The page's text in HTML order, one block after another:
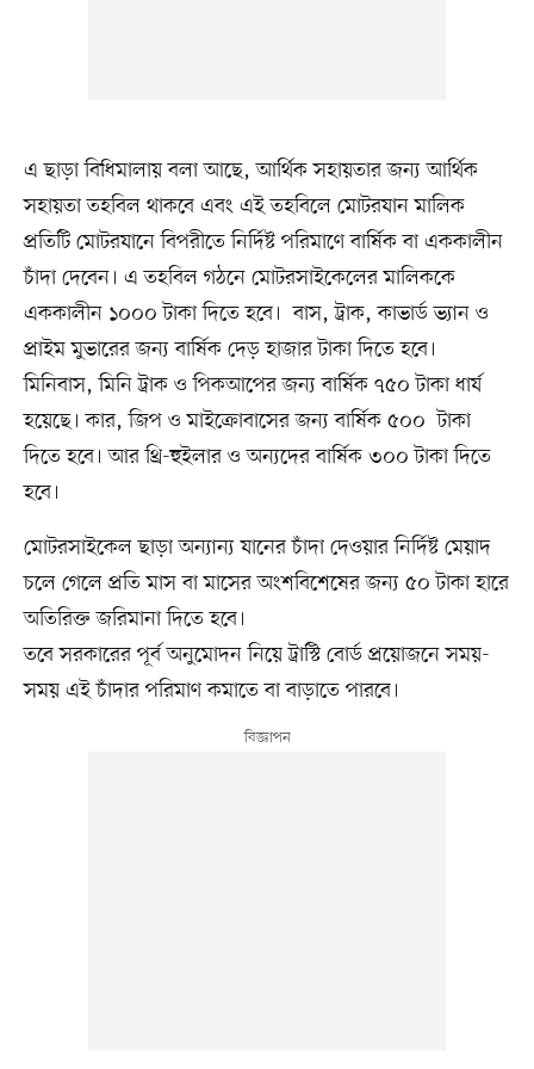
এ ছাড়া বিধিমালায় বলা আছে, আর্থিক সহায়তার জন্য আর্থিক
সহায়তা তহবিল থাকবে এবং এই তহবিলে মোটরযান মালিক
প্রতিটি মোটরযানে বিপরীতে নির্দিষ্ট পরিমাণে বার্ষিক বা এককালীন
চাঁদা দেবেন। এ তহবিল গঠনে মোটরসাইকেলের মালিককে
এককালীন ১০০০ টাকা দিতে হবে। বাস, ট্রাক, কাভার্ড ভ্যান ও
প্রাইম মুভারের জন্য বার্ষিক দেড় হাজার টাকা দিতে হবে।
মিনিবাস, মিনি ট্রাক ও পিকআপের জন্য বার্ষিক ৭৫০ টাকা ধার্য
হয়েছে। কার, জিপ ও মাইক্রোবাসের জন্য বার্ষিক ৫০০ টাকা
দিতে হবে। আর থ্রি-হুইলার ও অন্যদের বার্ষিক ৩০০ টাকা দিতে
হবে।
মোটরসাইকেল ছাড়া অন্যান্য যানের চাঁদা দেওয়ার নির্দিষ্ট মেয়াদ
চলে গেলে প্রতি মাস বা মাসের অংশবিশেষের জন্য ৫০ টাকা হারে
অতিরিক্ত জরিমানা দিতে হবে।
তবে সরকারের পূর্ব অনুমোদন নিয়ে ট্রাস্টি বোর্ড প্রয়োজনে সময়-
সময় এই চাঁদার পরিমাণ কমাতে বা বাড়াতে পারবে।